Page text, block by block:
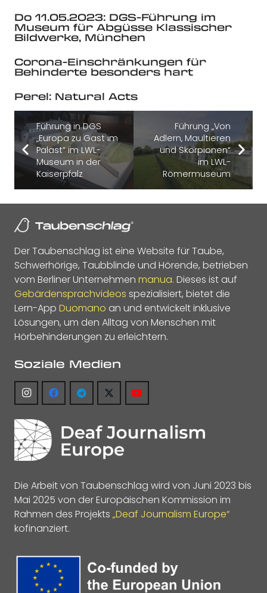
Do 11.05.2023: DGS-Führung im
Museum für Abgüsse Klassischer
Bildwerke, München
Corona-Einschränkungen für
Behinderte besonders hart
Perel: Natural Acts
Führung in DGS
„Europa zu Gast im
Palast“ im LWL-
Museum in der
Kaiserpfalz
Führung „Von
Adlern, Maultieren
und Skorpionen“
im LWL-
Römermuseum
Der Taubenschlag ist eine Website für Taube,
Schwerhörige, Taubblinde und Hörende, betrieben
vom Berliner Unternehmen manua. Dieses ist auf
Gebärdensprachvideos spezialisiert, bietet die
Lern-App Duomano an und entwickelt inklusive
Lösungen, um den Alltag von Menschen mit
Hörbehinderungen zu erleichtern.
Soziale Medien
Die Arbeit von Taubenschlag wird von Juni 2023 bis
Mai 2025 von der Europäischen Kommission im
Rahmen des Projekts „Deaf Journalism Europe“
kofinanziert.